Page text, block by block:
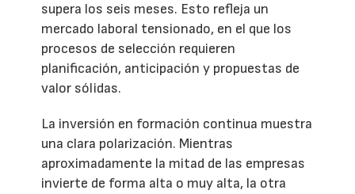
supera los seis meses. Esto refleja un
mercado laboral tensionado, en el que los
procesos de selección requieren
planificación, anticipación y propuestas de
valor sólidas.
La inversión en formación continua muestra
una clara polarización. Mientras
aproximadamente la mitad de las empresas
invierte de forma alta o muy alta, la otra